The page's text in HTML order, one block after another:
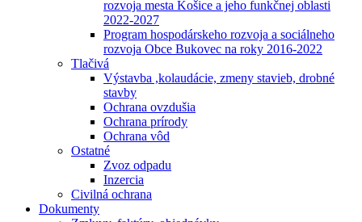
rozvoja mesta Košice a jeho funkčnej oblasti
2022-2027
Program hospodárskeho rozvoja a sociálneho
rozvoja Obce Bukovec na roky 2016-2022
Tlačivá
Výstavba ,kolaudácie, zmeny stavieb, drobné
stavby
Ochrana ovzdušia
Ochrana prírody
Ochrana vôd
Ostatné
Zvoz odpadu
Inzercia
Civilná ochrana
Dokumenty